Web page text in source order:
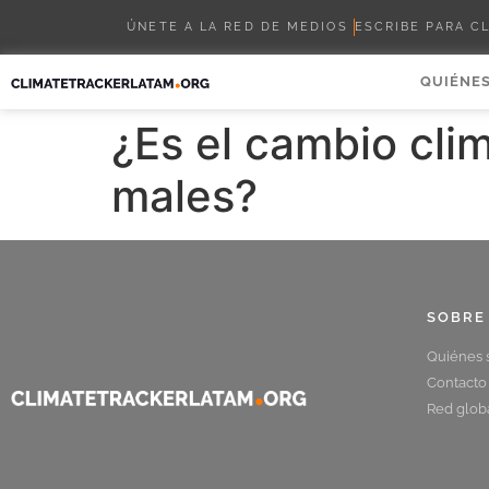
ÚNETE A LA RED DE MEDIOS ESCRIBE PARA
¿Es el cambio
males?
Quiénes
Contacto
Red